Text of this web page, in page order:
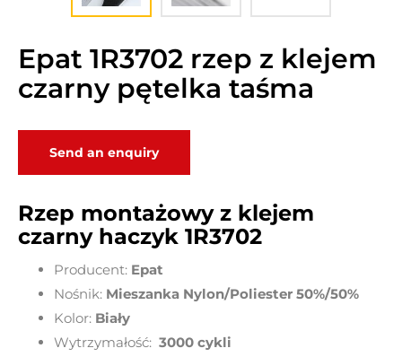
Epat 1R3702 rzep z klejem
czarny pętelka taśma
Send an enquiry
Rzep montażowy z klejem
czarny haczyk 1R3702
Producent: Epat
Nośnik: Mieszanka Nylon/Poliester 50%/50%
Kolor: Biały
Wytrzymałość: 3000 cykli